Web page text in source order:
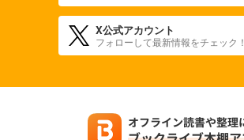
X公式アカウント
フォローして最新情報をチェック！